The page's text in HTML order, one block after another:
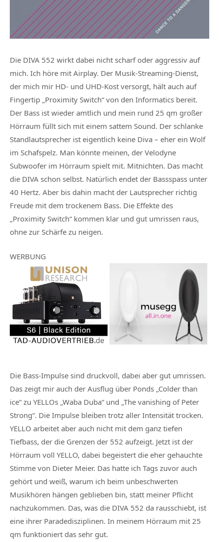
Die DIVA 552 wirkt dabei nicht scharf oder aggressiv auf
mich. Ich höre mit Airplay. Der Musik-Streaming-Dienst,
der mich mir HD- und UHD-Kost versorgt, hält auch auf
Fingertip „Proximity Switch“ von den Informatics bereit.
Der Bass ist wieder amtlich und mein rund 25 qm großer
Hörraum füllt sich mit einem sattem Sound. Der schlanke
Standlautsprecher ist eigentlich keine Diva – eher ein Wolf
im Schafspelz. Man könnte meinen, der Velodyne
Subwoofer im Hörraum spielt mit. Mitnichten. Das macht
die DIVA schon selbst. Natürlich endet der Bassspass unter
40 Hertz. Aber bis dahin macht der Lautsprecher richtig
Freude mit dem trockenem Bass. Die Effekte des
„Proximity Switch“ kommen klar und gut umrissen raus,
ohne zur Schärfe zu neigen.
WERBUNG
Die Bass-Impulse sind druckvoll, dabei aber gut umrissen.
Das zeigt mir auch der Ausflug über Ponds „Colder than
ice“ zu YELLOs „Waba Duba“ und „The vanishing of Peter
Strong“. Die Impulse bleiben trotz aller Intensität trocken.
YELLO arbeitet aber auch nicht mit dem ganz tiefen
Tiefbass, der die Grenzen der 552 aufzeigt. Jetzt ist der
Hörraum voll YELLO, dabei begeistert die eher gehauchte
Stimme von Dieter Meier. Das hatte ich Tags zuvor auch
gehört und weiß, warum ich beim unbeschwerten
Musikhören hängen geblieben bin, statt meiner Pflicht
nachzukommen. Das, was die DIVA 552 da rausschiebt, ist
eine ihrer Paradedisziplinen. In meinem Hörraum mit 25
qm funktioniert das sehr gut.